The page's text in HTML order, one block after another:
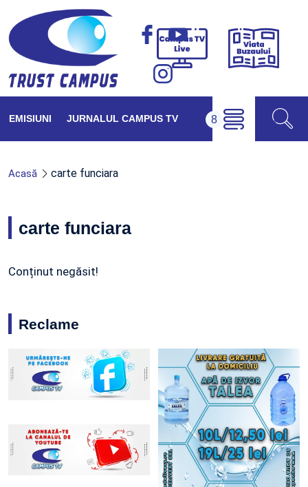
Campus
Viața
EMISIUNI JURNALUL CAMPUS TV
Acasă carte funciara
carte funciara
Conținut negăsit!
Reclame